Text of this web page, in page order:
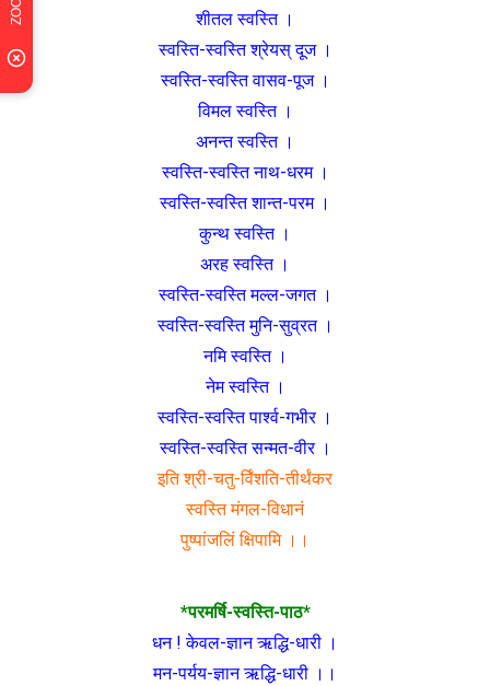
शीतल स्वस्ति ।
स्वस्ति-स्वस्ति श्रेयस् दूज ।
स्वस्ति-स्वस्ति वासव-पूज ।
विमल स्वस्ति ।
अनन्त स्वस्ति ।
स्वस्ति-स्वस्ति नाथ-धरम ।
स्वस्ति-स्वस्ति शान्त-परम ।
कुन्थ स्वस्ति ।
अरह स्वस्ति ।
स्वस्ति-स्वस्ति मल्ल-जगत ।
स्वस्ति-स्वस्ति मुनि-सुव्रत ।
नमि स्वस्ति ।
नेम स्वस्ति ।
स्वस्ति-स्वस्ति पार्श्व-गभीर ।
स्वस्ति-स्वस्ति सन्मत-वीर ।
इति श्री-चतु-र्विंशति-तीर्थंकर
स्वस्ति मंगल-विधानं
पुष्पांजलिं क्षिपामि ।।
*परमर्षि-स्वस्ति-पाठ*
धन ! केवल-ज्ञान ऋद्धि-धारी ।
मन-पर्यय-ज्ञान ऋद्धि-धारी ।।